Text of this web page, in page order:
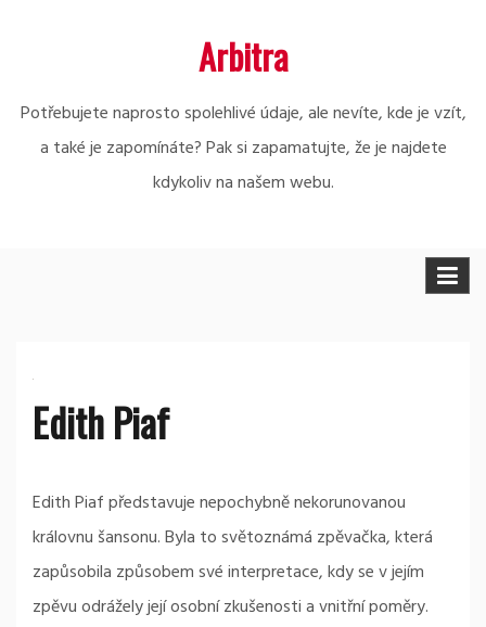
Arbitra
Potřebujete naprosto spolehlivé údaje, ale nevíte, kde je vzít,
a také je zapomínáte? Pak si zapamatujte, že je najdete
kdykoliv na našem webu.
Edith Piaf
Edith Piaf představuje nepochybně nekorunovanou
královnu šansonu. Byla to světoznámá zpěvačka, která
zapůsobila způsobem své interpretace, kdy se v jejím
zpěvu odrážely její osobní zkušenosti a vnitřní poměry.